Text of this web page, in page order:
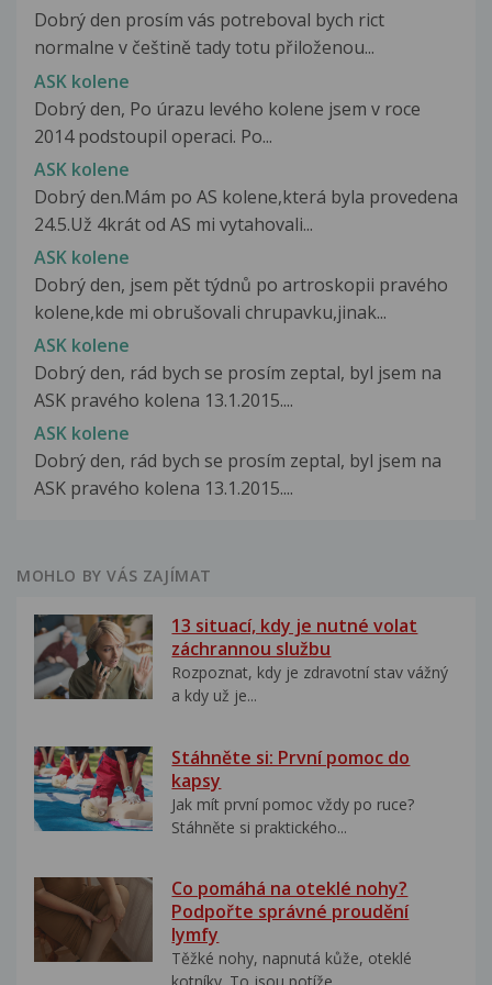
Dobrý den prosím vás potreboval bych rict
normalne v češtině tady totu přiloženou...
ASK kolene
Dobrý den, Po úrazu levého kolene jsem v roce
2014 podstoupil operaci. Po...
ASK kolene
Dobrý den.Mám po AS kolene,která byla provedena
24.5.Už 4krát od AS mi vytahovali...
ASK kolene
Dobrý den, jsem pět týdnů po artroskopii pravého
kolene,kde mi obrušovali chrupavku,jinak...
ASK kolene
Dobrý den, rád bych se prosím zeptal, byl jsem na
ASK pravého kolena 13.1.2015....
ASK kolene
Dobrý den, rád bych se prosím zeptal, byl jsem na
ASK pravého kolena 13.1.2015....
MOHLO BY VÁS ZAJÍMAT
13 situací, kdy je nutné volat
záchrannou službu
Rozpoznat, kdy je zdravotní stav vážný
a kdy už je...
Stáhněte si: První pomoc do
kapsy
Jak mít první pomoc vždy po ruce?
Stáhněte si praktického...
Co pomáhá na oteklé nohy?
Podpořte správné proudění
lymfy
Těžké nohy, napnutá kůže, oteklé